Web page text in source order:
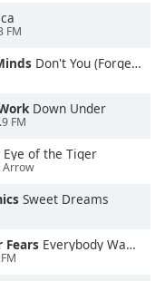
FM
Don't You (Forget About Me)
Down Under
FM
Eye of the Tiger
Arrow
Sweet Dreams
Fears Everybody Wants To Rule the World